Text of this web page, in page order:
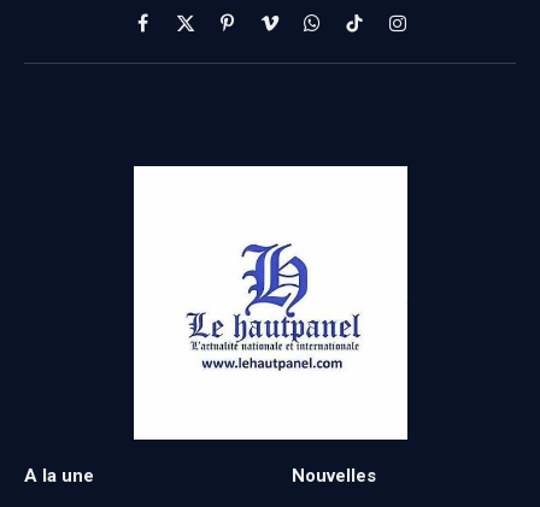
Facebook
X
(Twitter)
PinterestVimeoWhatsApp
TikTokInstagram
A la une Nouvelles